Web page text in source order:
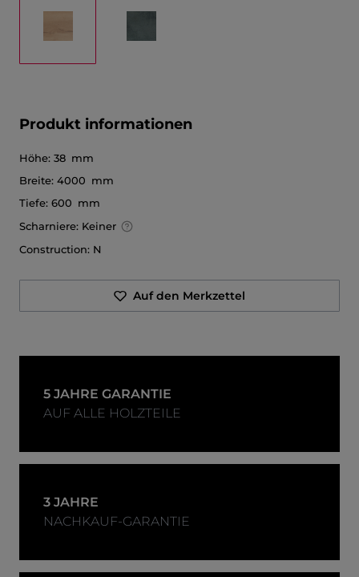
Produkt informationen
Höhe: 38 mm
Breite: 4000 mm
Tiefe: 600 mm
Scharniere: Keiner
Construction: N
Auf den Merkzettel
5 JAHRE GARANTIE
AUF ALLE HOLZTEILE
3 JAHRE
NACHKAUF-GARANTIE